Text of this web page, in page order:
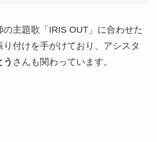
の主題歌「IRIS OUT」に合わせた
り付けを手がけており、アシスタ
う さんも関わっています。